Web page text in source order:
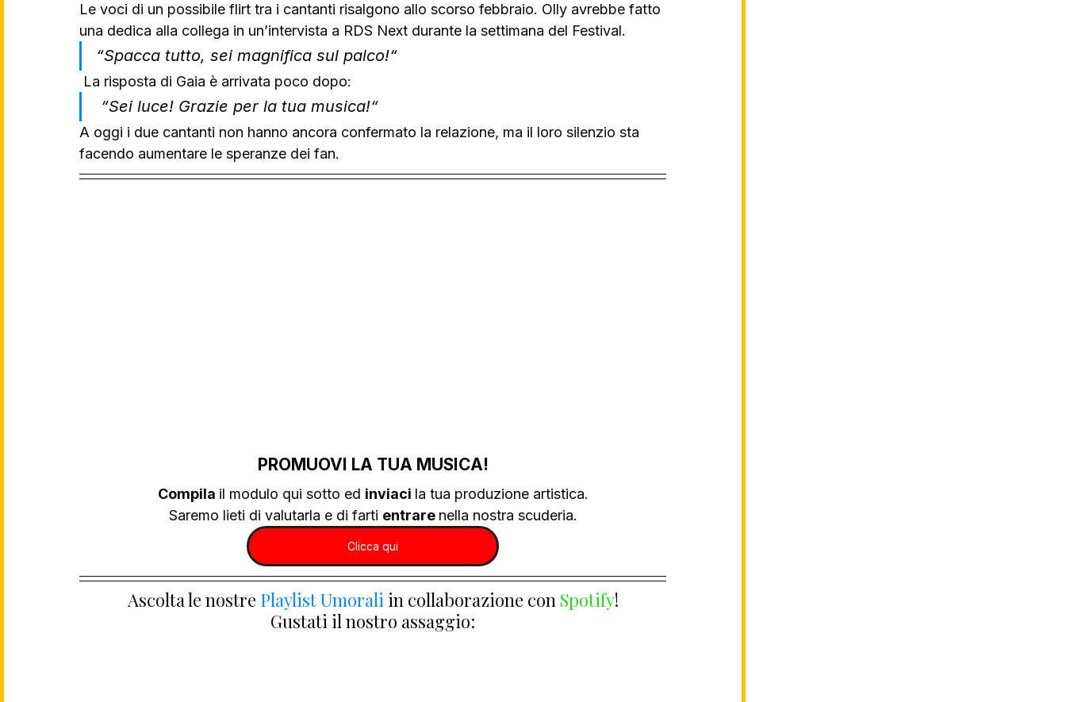
Le voci di un possibile flirt tra i cantanti risalgono allo scorso febbraio. Olly avrebbe fatto
una dedica alla collega in un’intervista a RDS Next durante la settimana del Festival.
“Spacca tutto, sei magnifica sul palco!“
La risposta di Gaia è arrivata poco dopo:
“Sei luce! Grazie per la tua musica!“
A oggi i due cantanti non hanno ancora confermato la relazione, ma il loro silenzio sta
facendo aumentare le speranze dei fan.
PROMUOVI LA TUA MUSICA!
Compila il modulo qui sotto ed inviaci la tua produzione artistica.
Saremo lieti di valutarla e di farti entrare nella nostra scuderia.
Clicca qui
Ascolta le nostre Playlist Umorali in collaborazione con Spotify!
Gustati il nostro assaggio: